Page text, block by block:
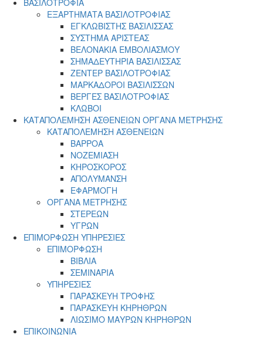
ΒΑΣΙΛΟΤΡΟΦΙΑ
ΕΞΑΡΤΗΜΑΤΑ ΒΑΣΙΛΟΤΡΟΦΙΑΣ
ΕΓΚΛΩΒΙΣΤΗΣ ΒΑΣΙΛΙΣΣΑΣ
ΣΥΣΤΗΜΑ ΑΡΙΣΤΕΑΣ
ΒΕΛΟΝΑΚΙΑ ΕΜΒΟΛΙΑΣΜΟΥ
ΣΗΜΑΔΕΥΤΗΡΙΑ ΒΑΣΙΛΙΣΣΑΣ
ΖΕΝΤΕΡ ΒΑΣΙΛΟΤΡΟΦΙΑΣ
ΜΑΡΚΑΔΟΡΟΙ ΒΑΣΙΛΙΣΣΩΝ
ΒΕΡΓΕΣ ΒΑΣΙΛΟΤΡΟΦΙΑΣ
ΚΛΩΒΟΙ
ΚΑΤΑΠΟΛΕΜΗΣΗ ΑΣΘΕΝΕΙΩΝ ΟΡΓΑΝΑ ΜΕΤΡΗΣΗΣ
ΚΑΤΑΠΟΛΕΜΗΣΗ ΑΣΘΕΝΕΙΩΝ
ΒΑΡΡΟΑ
ΝΟΖΕΜΙΑΣΗ
ΚΗΡΟΣΚΟΡΟΣ
ΑΠΟΛΥΜΑΝΣΗ
ΕΦΑΡΜΟΓΗ
ΟΡΓΑΝΑ ΜΕΤΡΗΣΗΣ
ΣΤΕΡΕΩΝ
ΥΓΡΩΝ
ΕΠΙΜΟΡΦΩΣΗ ΥΠΗΡΕΣΙΕΣ
ΕΠΙΜΟΡΦΩΣΗ
ΒΙΒΛΙΑ
ΣΕΜΙΝΑΡΙΑ
ΥΠΗΡΕΣΙΕΣ
ΠΑΡΑΣΚΕΥΗ ΤΡΟΦΗΣ
ΠΑΡΑΣΚΕΥΗ ΚΗΡΗΘΡΩΝ
ΛΙΩΣΙΜΟ ΜΑΥΡΩΝ ΚΗΡΗΘΡΩΝ
ΕΠΙΚΟΙΝΩΝΙΑ